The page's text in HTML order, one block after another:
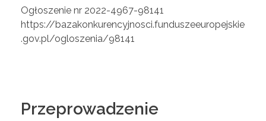
Ogłoszenie nr 2022-4967-98141
https://bazakonkurencyjnosci.funduszeeuropejskie
.gov.pl/ogloszenia/98141
Przeprowadzenie